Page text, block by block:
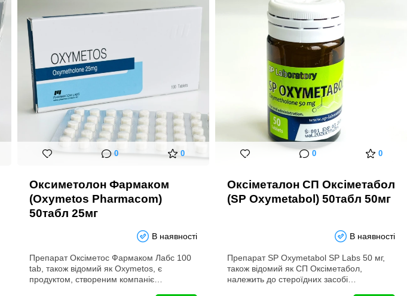
0 0
Оксиметолон Фармаком
(Oxymetos Pharmacom)
50табл 25мг
В наявності
Препарат Оксіметос Фармаком Лабс 100
tab, також відомий як Oxymetos, є
продуктом, створеним компаніє…
0 0
Оксіметалон СП Оксіметабол
(SP Oxymetabol) 50табл 50мг
В наявності
Препарат SP Oxymetabol SP Labs 50 мг,
також відомий як СП Оксіметабол,
належить до стероїдних засобі…